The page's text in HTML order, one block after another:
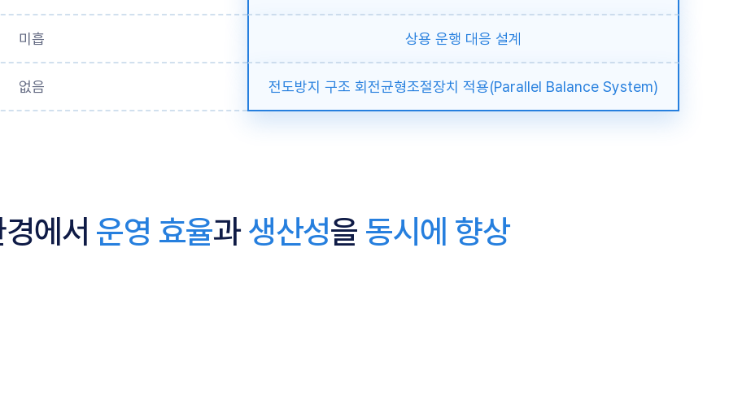
미흡 상용 운행 대응 설계
없음 전도방지 구조 회전균형조절장치 적용(Parallel Balance System)
에서 운영 효율과 생산성을 동시에 향상